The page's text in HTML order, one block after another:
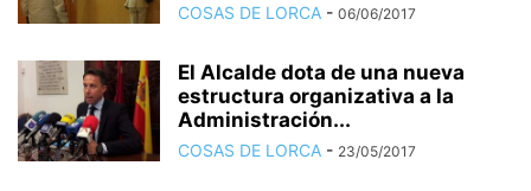
COSAS DE LORCA - 06/06/2017
El Alcalde dota de una nueva
estructura organizativa a la
Administración...
COSAS DE LORCA - 23/05/2017